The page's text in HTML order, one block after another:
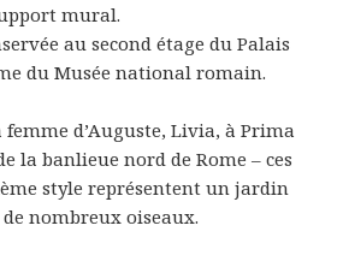
mural.
au second étage du Palais
du Musée national romain.
d’Auguste, Livia, à Prima
la banlieue nord de Rome – ces
style représentent un jardin
nombreux oiseaux.